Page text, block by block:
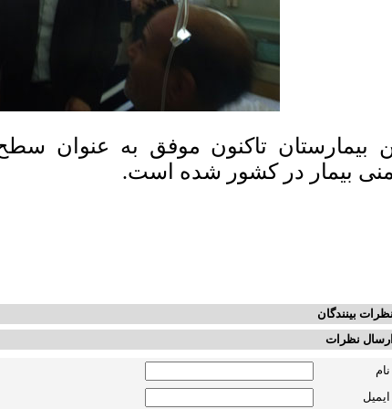
بیمارستان تاکنون موفق به عنوان
بیمار در کشور شده است.
نظرات بینندگان
ارسال نظرات
نام
ایمیل